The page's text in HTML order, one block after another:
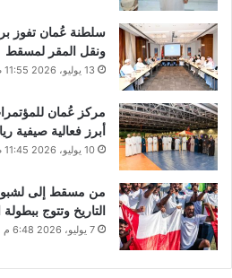
سلطنة عُمان تفوز
ونقل المقر لمسقط
13 يوليو، 2026 11:55 ص
مركز عُمان
أبرز فعالية صيفية
10 يوليو، 2026 11:45 ص
من مسقط إلى
التاريخ وتتوج ببطولة
7 يوليو، 2026 6:48 م